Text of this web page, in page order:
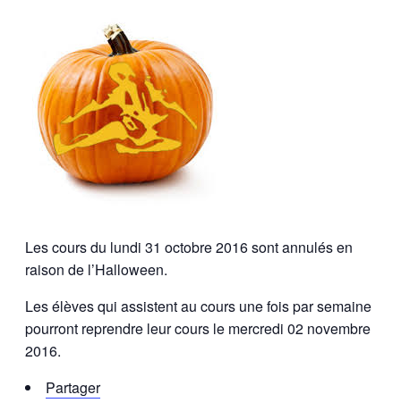
Les cours du lundi 31 octobre 2016 sont annulés en
raison de l’Halloween.
Les élèves qui assistent au cours une fois par semaine
pourront reprendre leur cours le mercredi 02 novembre
2016.
Partager